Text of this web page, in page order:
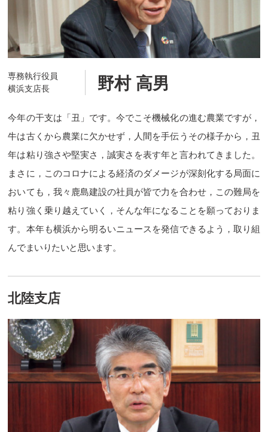
専務執行役員
横浜支店長
野村 高男
今年の干支は「丑」です。今でこそ機械化の進む農業ですが，
牛は古くから農業に欠かせず，人間を手伝うその様子から，丑
年は粘り強さや堅実さ，誠実さを表す年と言われてきました。
まさに，このコロナによる経済のダメージが深刻化する局面に
おいても，我々鹿島建設の社員が皆で力を合わせ，この難局を
粘り強く乗り越えていく，そんな年になることを願っておりま
す。本年も横浜から明るいニュースを発信できるよう，取り組
んでまいりたいと思います。
北陸支店